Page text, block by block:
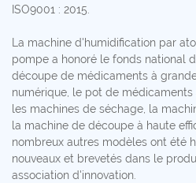
ISO9001 : 2015.
La machine d'humidification par
pompe a honoré le fonds national
découpe de médicaments à
numérique, le pot de
les machines de séchage, la
la machine de découpe à haute
nombreux autres modèles ont été
nouveaux et brevetés dans le
association d'innovation.